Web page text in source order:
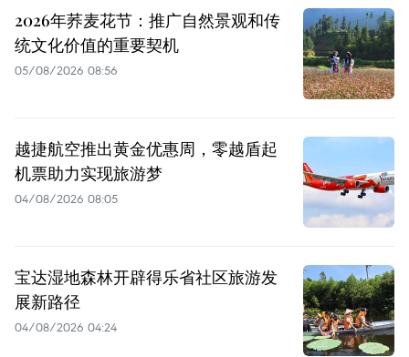
2026年荞麦花节：推广自然景观和传
统文化价值的重要契机
05/08/2026 08:56
越捷航空推出黄金优惠周，零越盾起
机票助力实现旅游梦
04/08/2026 08:05
宝达湿地森林开辟得乐省社区旅游发
展新路径
04/08/2026 04:24